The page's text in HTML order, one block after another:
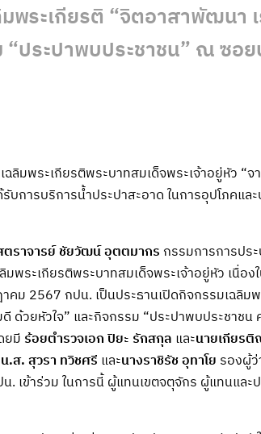
พระเกียรติ “จิตอาสาพัฒนา
ประปาพบประชาชน” ณ ซอย
ลิมพระเกียรติพระบาทสมเด็จพระเจ้าอยู่หัว “
บการบริการน้ำประปาสะอาด ในการอุปโภคแล
ตราจารย์ ชัยวัฒน์ อุตตมากร กรรมการการปร
พระเกียรติพระบาทสมเด็จพระเจ้าอยู่หัว เนื่อง
ม 2567 กปน. เป็นประธานเปิดกิจกรรมเฉลิม
ด้วยหัวใจ” และกิจกรรม “ประปาพบประชาช
ยมี ร้อยตำรวจเอก ปิยะ รักสกุล และนายเกียร
น.ส. สุวรา ทวิชศรี และนางราชิรัช อุทาโย รองผู้
เข้าร่วม ในการนี้ ผู้แทนเขตจตุจักร ผู้แทนและ